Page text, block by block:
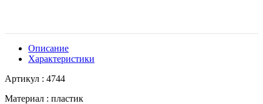
Описание
Характеристики
Артикул : 4744
Материал : пластик